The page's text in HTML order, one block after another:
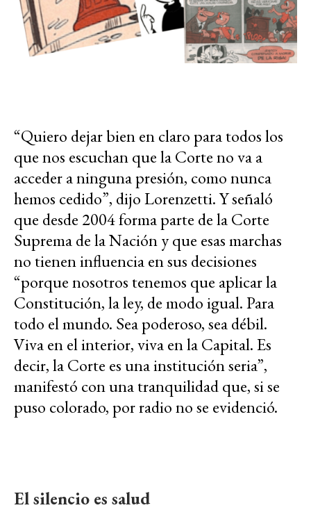
“Quiero dejar bien en claro para todos los
que nos escuchan que la Corte no va a
acceder a ninguna presión, como nunca
hemos cedido”, dijo Lorenzetti. Y señaló
que desde 2004 forma parte de la Corte
Suprema de la Nación y que esas marchas
no tienen influencia en sus decisiones
“porque nosotros tenemos que aplicar la
Constitución, la ley, de modo igual. Para
todo el mundo. Sea poderoso, sea débil.
Viva en el interior, viva en la Capital. Es
decir, la Corte es una institución seria”,
manifestó con una tranquilidad que, si se
puso colorado, por radio no se evidenció.
El silencio es salud